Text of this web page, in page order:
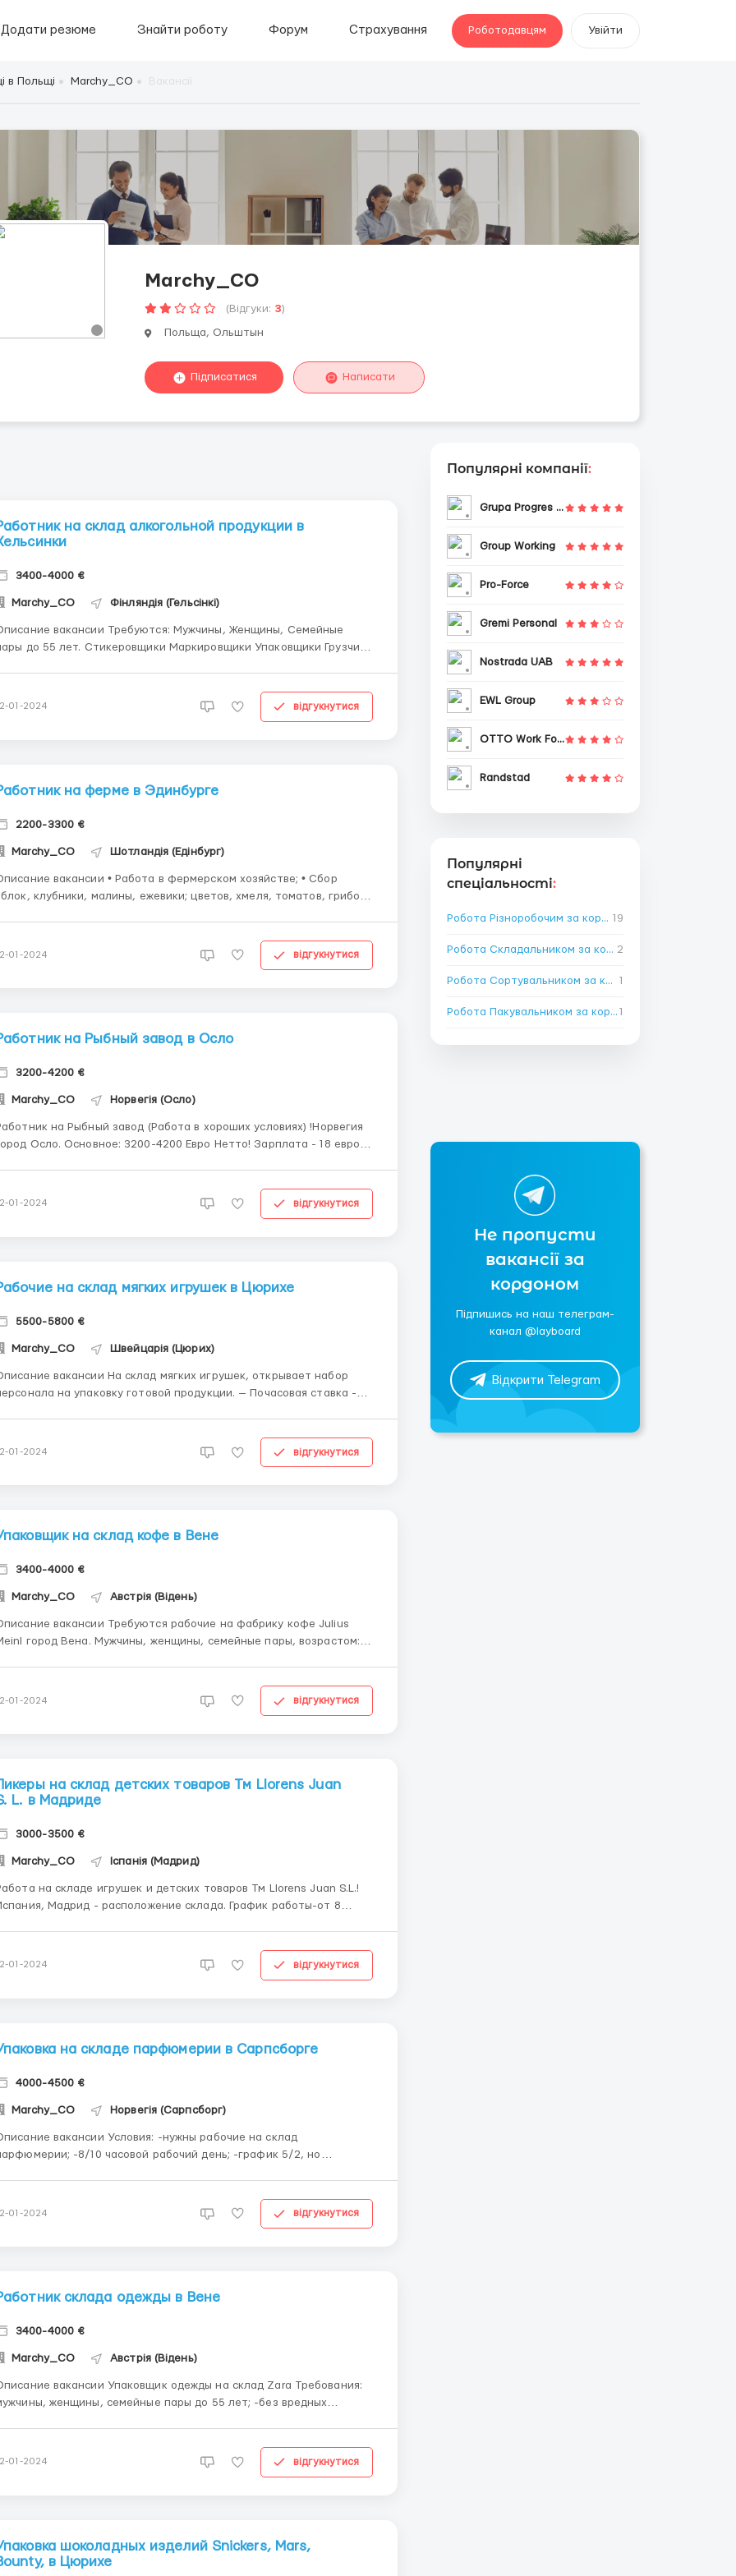
Додати резюме Знайти роботу Форум Страхування Роботодавцям Увійти
в Польщі Marchy_CO
Marchy_CO
(Відгуки: 3)
Польща, Ольштын
Підписатися Написати
на склад алкогольной продукции в
3400-4000 €
Marchy_CO Фінляндія (Гельсінкі)
вакансии Требуются: Мужчины, Женщины, Семейные
до 55 лет. Стикеровщики Маркировщики Упаковщики Грузчики
01-2024 відгукнутися
на ферме в Эдинбурге
2200-3300 €
Marchy_CO Шотландія (Едінбург)
вакансии • Работа в фермерском хозяйстве; • Сбор
клубники, малины, ежевики; цветов, хмеля, томатов, грибов,
01-2024 відгукнутися
на Рыбный завод в Осло
3200-4200 €
Marchy_CO Норвегія (Осло)
на Рыбный завод (Работа в хороших условиях) !Норвегия
Осло.️ Основное: 3200-4200 Евро Нетто! Зарплата - 18 евро в
Можно брать доп субботу ( 8 часов ) Ч...
12-01-2024 відгукнутися
на склад мягких игрушек в Цюрихе
5500-5800 €
Marchy_CO Швейцарія (Цюрих)
вакансии На склад мягких игрушек, открывает набор
на упаковку готовой продукции. — Почасовая ставка -
семейные пары; возраст от 18 до 60 лет....
01-2024 відгукнутися
на склад кофе в Вене
3400-4000 €
Marchy_CO Австрія (Відень)
вакансии Требуются рабочие на фабрику кофе Julius
город Вена. Мужчины, женщины, семейные пары, возрастом:
01-2024 відгукнутися
на склад детских товаров Тм Llorens Juan
L. в Мадриде
3000-3500 €
Marchy_CO Іспанія (Мадрид)
на складе игрушек и детских товаров Тм Llorens Juan S.L.!
Мадрид - расположение склада. График работы-от 8
01-2024 відгукнутися
на складе парфюмерии в Сарпсборге
4000-4500 €
Marchy_CO Норвегія (Сарпсборг)
вакансии Условия: -нужны рабочие на склад
-8/10 часовой рабочий день; -график 5/2, но
договор на 3\6\12 месяцев по прямому контракту с фирмой);
01-2024 відгукнутися
склада одежды в Вене
3400-4000 €
Marchy_CO Австрія (Відень)
вакансии Упаковщик одежды на склад Zara Требования:
женщины, семейные пары до 55 лет; -без вредных
товаров с использованием сканера, -подготовки заказов д...
12-01-2024 відгукнутися
шоколадных изделий Snickers, Mars,
в Цюрихе
Популярні компанії:
Grupa Progres Sp. z o.o.
Group Working
Pro-Force
Gremi Personal
Nostrada UAB
EWL Group
OTTO Work Force
Randstad
Популярні
спеціальності:
Робота Різноробочим за кордоном 19
Робота Складальником за кордоном 2
Робота Сортувальником за кордоном 1
Робота Пакувальником за кордоном 1
Не пропусти
вакансії за
кордоном
Підпишись на наш телеграм-
канал @layboard
Відкрити Telegram